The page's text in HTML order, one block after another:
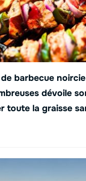
barbecue
dévoile
toute la graisse